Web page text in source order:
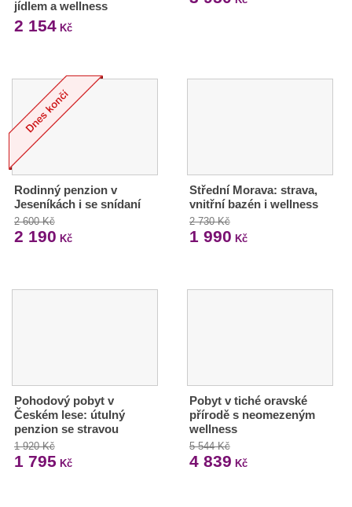
jídlem a wellness
2 154 Kč
Rodinný penzion v
Jeseníkách i se snídaní
2 600 Kč
2 190 Kč
Střední Morava: strava,
vnitřní bazén i wellness
2 730 Kč
1 990 Kč
Pohodový pobyt v
Českém lese: útulný
penzion se stravou
1 920 Kč
1 795 Kč
Pobyt v tiché oravské
přírodě s neomezeným
wellness
5 544 Kč
4 839 Kč